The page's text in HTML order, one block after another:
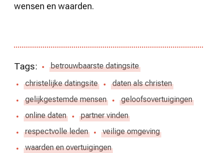
wensen en waarden.
Tags:
betrouwbaarste datingsite
christelijke datingsite
daten als christen
gelijkgestemde mensen
geloofsovertuigingen
online daten
partner vinden
respectvolle leden
veilige omgeving
waarden en overtuigingen